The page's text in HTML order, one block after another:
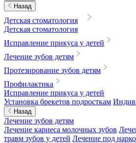
Назад
Детская стоматология
Детская стоматология
Исправление прикуса у детей
Лечение зубов детям
Протезирование зубов детям
Профилактика
Исправление прикуса у детей
Установка брекетов подросткам
Назад
Лечение зубов детям
Лечение кариеса молочных зубов
травм зубов у детей Лечение под